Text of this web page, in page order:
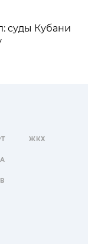
суды Кубани
ЖКХ